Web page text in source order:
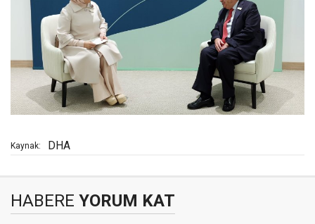
Kaynak: DHA
HABERE YORUM KAT